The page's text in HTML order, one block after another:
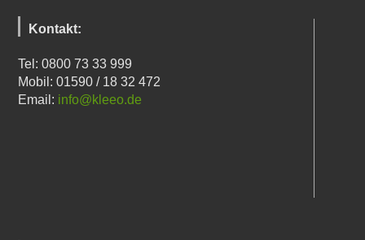
Kontakt:
Tel: 0800 73 33 999
Mobil: 01590 / 18 32 472
Email: info@kleeo.de